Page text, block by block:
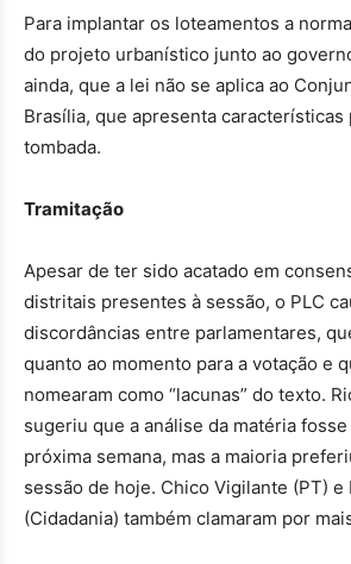
Para implantar os loteamentos a
do projeto urbanístico junto ao
ainda, que a lei não se aplica ao
Brasília, que apresenta características
tombada.
Tramitação
Apesar de ter sido acatado em
distritais presentes à sessão, o PLC
discordâncias entre parlamentares,
quanto ao momento para a votação e
nomearam como “lacunas” do texto.
sugeriu que a análise da matéria fosse
próxima semana, mas a maioria
sessão de hoje. Chico Vigilante (PT) e
(Cidadania) também clamaram por